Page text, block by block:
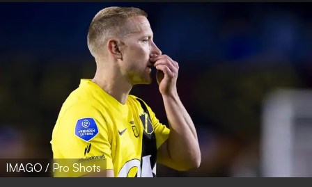
IMAGO / Pro Shots